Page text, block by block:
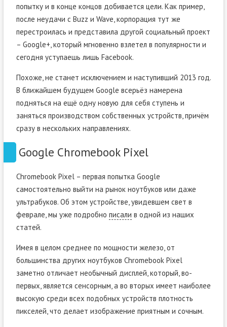
попытку и в конце концов добивается цели. Как пример,
после неудачи с Buzz и Wave, корпорация тут же
перестроилась и представила другой социальный проект
– Google+, который мгновенно взлетел в популярности и
сегодня уступаешь лишь Facebook.
Похоже, не станет исключением и наступивший 2013 год.
В ближайшем будущем Google всерьёз намерена
подняться на ещё одну новую для себя ступень и
заняться производством собственных устройств, причём
сразу в нескольких направлениях.
Google Chromebook Pixel
Chromebook Pixel – первая попытка Google
самостоятельно выйти на рынок ноутбуков или даже
ультрабуков. Об этом устройстве, увидевшем свет в
феврале, мы уже подробно писали в одной из наших
статей.
Имея в целом среднее по мощности железо, от
большинства других ноутбуков Chromebook Pixel
заметно отличает необычный дисплей, который, во-
первых, является сенсорным, а во вторых имеет наиболее
высокую среди всех подобных устройств плотность
пикселей, что делает изображение приятным и сочным.